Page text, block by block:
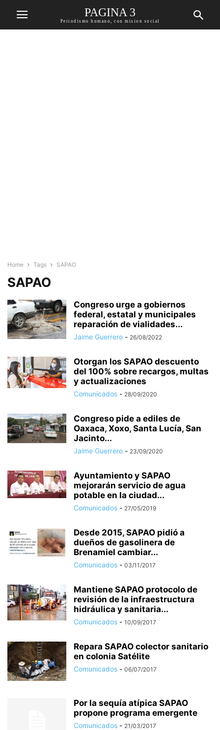
PAGINA 3
Periodismo humano, con mision social
Home Tags SAPAO
SAPAO
Congreso urge a gobiernos
federal, estatal y municipales
reparación de vialidades...
Jaime Guerrero - 26/08/2022
Otorgan los SAPAO descuento
del 100% sobre recargos, multas
y actualizaciones
Comunicados - 28/09/2020
Congreso pide a ediles de
Oaxaca, Xoxo, Santa Lucía, San
Jacinto...
Jaime Guerrero - 23/09/2020
Ayuntamiento y SAPAO
mejorarán servicio de agua
potable en la ciudad...
Comunicados - 27/05/2019
Desde 2015, SAPAO pidió a
dueños de gasolinera de
Brenamiel cambiar...
Comunicados - 03/11/2017
Mantiene SAPAO protocolo de
revisión de la infraestructura
hidráulica y sanitaria...
Comunicados - 10/09/2017
Repara SAPAO colector sanitario
en colonia Satélite
Comunicados - 06/07/2017
Por la sequía atípica SAPAO
propone programa emergente
Comunicados - 21/03/2017